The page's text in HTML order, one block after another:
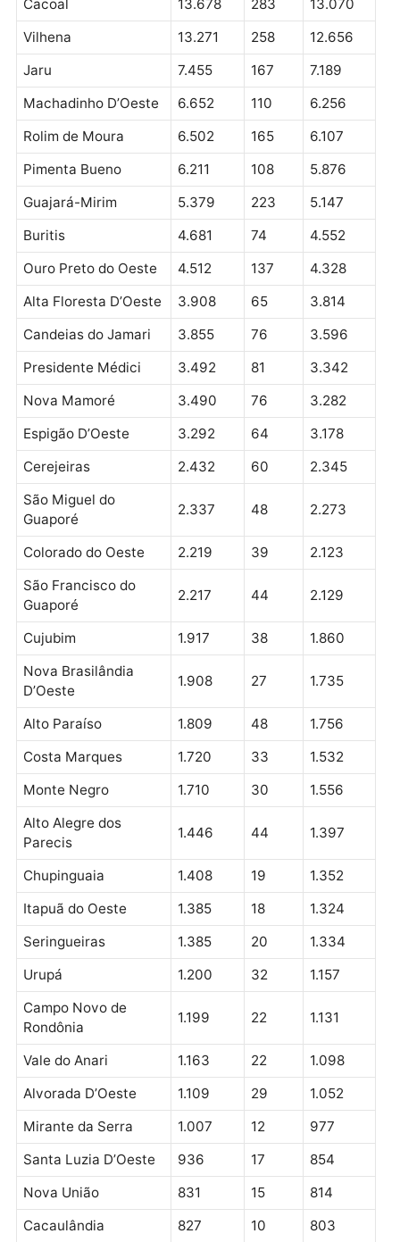
Município Casos Óbitos
Porto Velho 83.476 2.465
Ariquemes
21.818
21.126
Ji-Paraná
20.399
Cacoal 13.678 13.070
Vilhena 13.271 258
12.656
Jaru
7.455 167
7.189
Machadinho D’Oeste
6.652 110
6.256
Rolim de Moura
6.502 165
6.107
Pimenta Bueno
6.211
5.876
Guajará-Mirim
5.379
5.147
Buritis
4.681
Ouro Preto do Oeste
4.512
4.328
Alta Floresta D’Oeste
3.908
3.814
Candeias do Jamari
3.855
Presidente Médici
Nova Mamoré 3.490 76
3.282
Espigão D’Oeste
3.292 64
3.178
Cerejeiras
2.432
São Miguel do
Guaporé
2.337 48 2.273
Colorado do Oeste 2.219
São Francisco do
Guaporé
2.217
Cujubim 1.917
Nova Brasilândia
D’Oeste
1.908 27 1.735
Alto Paraíso 1.809
Costa Marques
1.720
Monte Negro
1.710 30
1.556
Alto Alegre dos
Parecis
1.446
Chupinguaia 1.408 19
1.352
Itapuã do Oeste
1.385 18
1.324
Seringueiras
1.385